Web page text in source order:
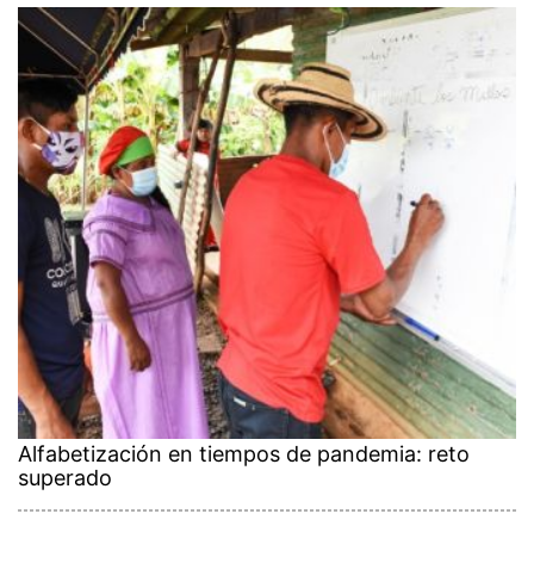
Alfabetización en tiempos de pandemia: reto
superado